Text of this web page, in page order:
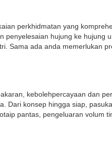
perkhidmatan yang
hujung ke hujung
Sama ada anda memerlukan
kebolehpercayaan dan
Dari konsep hingga siap,
pantas, pengeluaran volum